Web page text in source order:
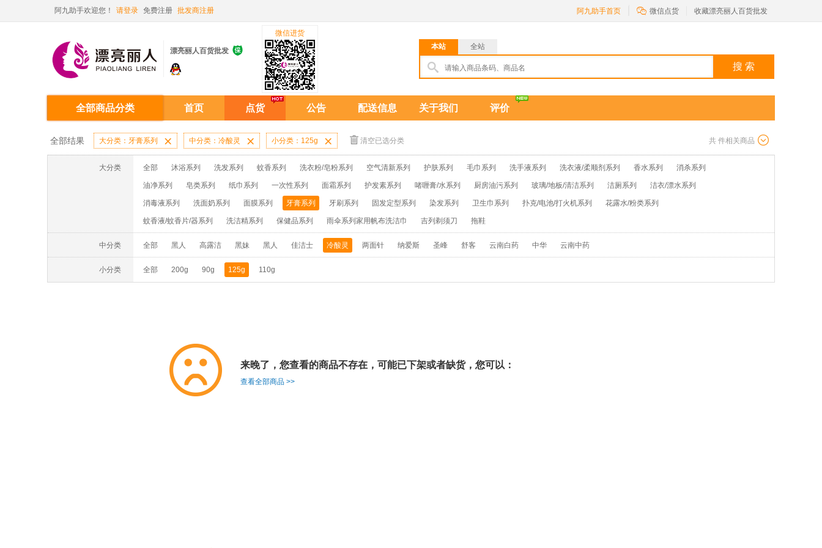
阿九助手欢迎您！ 请登录 免费注册 批发商注册 阿九助手首页  微信点货 收藏漂亮丽人百货批发
漂亮丽人百货批发 
微信进货
本站
全站
搜 索
全部商品分类 首页 点货 公告 配送信息 关于我们 评价
全部结果 大分类：牙膏系列  中分类：冷酸灵  小分类：125g  清空已选分类 共 件相关商品
大分类 全部 沐浴系列 洗发系列 蚊香系列 洗衣粉/皂粉系列 空气清新系列 护肤系列 毛巾系列 洗手液系列 洗衣液/柔顺剂系列 香水系列 消杀系列
油净系列 皂类系列 纸巾系列 一次性系列 面霜系列 护发素系列 啫喱膏/水系列 厨房油污系列 玻璃/地板/清洁系列 洁厕系列 洁衣/漂水系列
消毒液系列 洗面奶系列 面膜系列 牙膏系列 牙刷系列 固发定型系列 染发系列 卫生巾系列 扑克/电池/打火机系列 花露水/粉类系列
蚊香液/蚊香片/器系列 洗洁精系列 保健品系列 雨伞系列家用帆布洗洁巾 吉列剃须刀 拖鞋
中分类 全部 黑人 高露洁 黑妹 黑人 佳洁士 冷酸灵 两面针 纳爱斯 圣峰 舒客 云南白药 中华 云南中药
小分类 全部 200g 90g 125g 110g
来晚了，您查看的商品不存在，可能已下架或者缺货，您可以：
查看全部商品 >>